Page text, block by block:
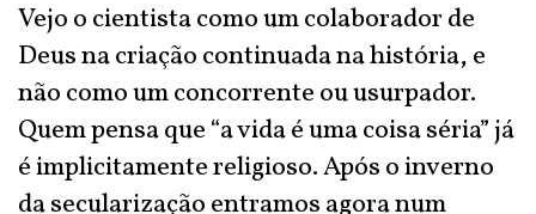
Vejo o cientista como um colaborador de
Deus na criação continuada na história, e
não como um concorrente ou usurpador.
Quem pensa que “a vida é uma coisa séria” já
é implicitamente religioso. Após o inverno
da secularização entramos agora num